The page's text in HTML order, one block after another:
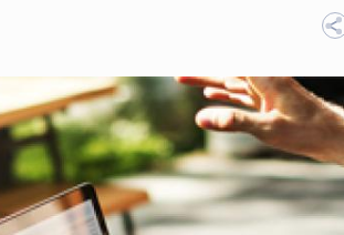
Architettura, Ingegneria
TEAM
SCIENTIFICO AUTORI CURATORI FOTOGRAFI